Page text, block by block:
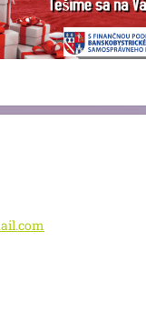
ail.com